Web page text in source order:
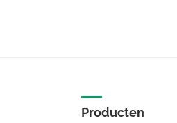
Producten